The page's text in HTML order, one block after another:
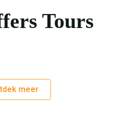
Tours
meer